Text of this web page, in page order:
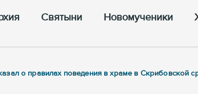
Cвятыни Новомученики
о правилах поведения в храме в Скрибовской